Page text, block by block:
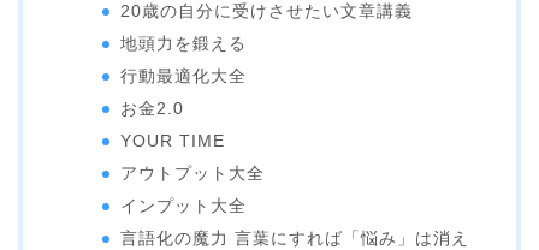
20歳の自分に受けさせたい文章講義
地頭力を鍛える
行動最適化大全
お金2.0
YOUR TIME
アウトプット大全
インプット大全
言語化の魔力 言葉にすれば「悩み」は消え